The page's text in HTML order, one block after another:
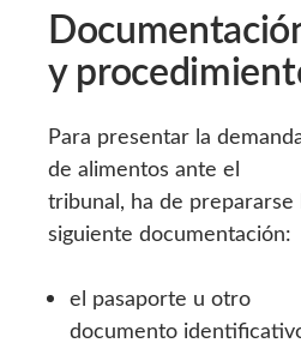
y
Para presentar la
de alimentos ante el
tribunal, ha de prepararse
siguiente documentación:
el pasaporte u otro
documento